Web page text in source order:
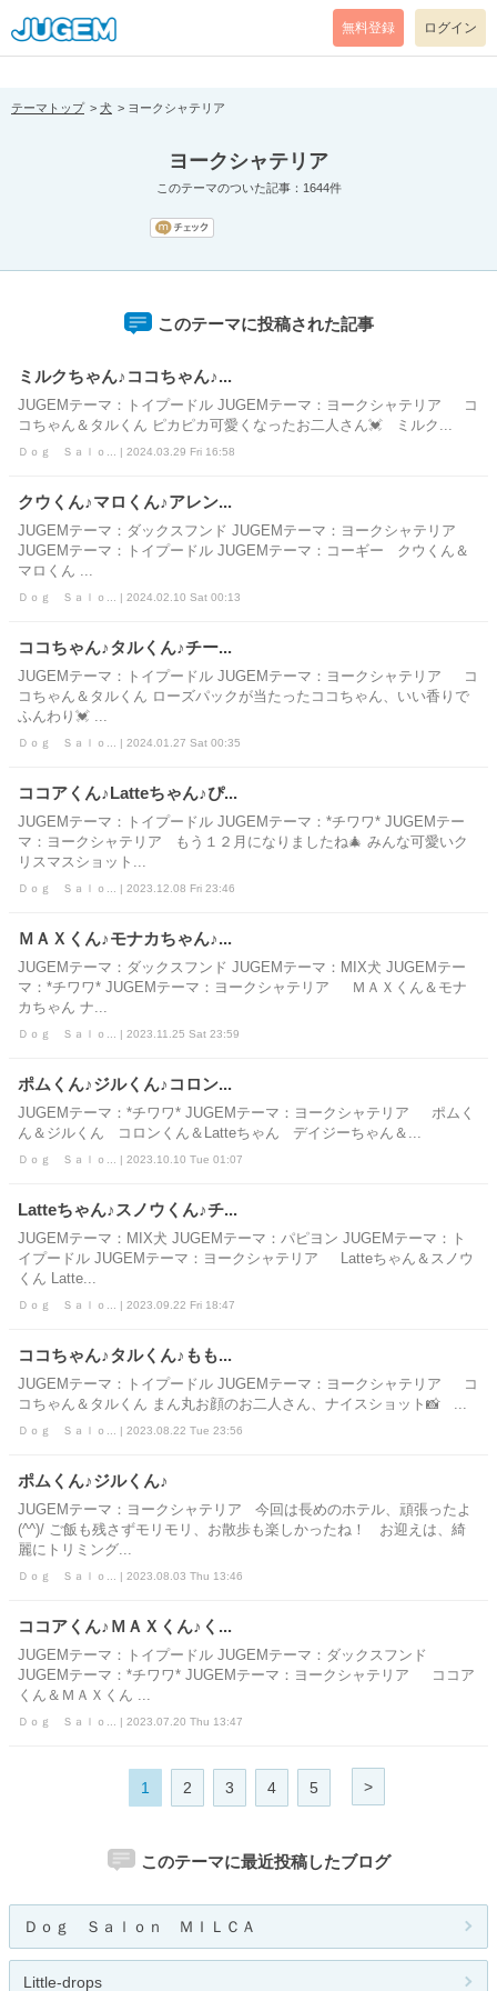
[pear_error: message="Success" code=0 mode=return level=notice
prefix="" info=""]
無料登録 ログイン
テーマトップ 犬 ヨークシャテリア
ヨークシャテリア
このテーマのついた記事：1644件
このテーマに投稿された記事
ミルクちゃん♪ココちゃん♪...
JUGEMテーマ：トイプードル JUGEMテーマ：ヨークシャテリア コ
コちゃん＆タルくん ピカピカ可愛くなったお二人さん💓 ミルク...
Ｄｏｇ Ｓａｌｏ... | 2024.03.29 Fri 16:58
クウくん♪マロくん♪アレン...
JUGEMテーマ：ダックスフンド JUGEMテーマ：ヨークシャテリア
JUGEMテーマ：トイプードル JUGEMテーマ：コーギー クウくん＆
マロくん ...
Ｄｏｇ Ｓａｌｏ... | 2024.02.10 Sat 00:13
ココちゃん♪タルくん♪チー...
JUGEMテーマ：トイプードル JUGEMテーマ：ヨークシャテリア コ
コちゃん＆タルくん ローズパックが当たったココちゃん、いい香りで
ふんわり💓 ...
Ｄｏｇ Ｓａｌｏ... | 2024.01.27 Sat 00:35
ココアくん♪Latteちゃん♪ぴ...
JUGEMテーマ：トイプードル JUGEMテーマ：*チワワ* JUGEMテー
マ：ヨークシャテリア もう１２月になりましたね🎄 みんな可愛いク
リスマスショット...
Ｄｏｇ Ｓａｌｏ... | 2023.12.08 Fri 23:46
ＭＡＸくん♪モナカちゃん♪...
JUGEMテーマ：ダックスフンド JUGEMテーマ：MIX犬 JUGEMテー
マ：*チワワ* JUGEMテーマ：ヨークシャテリア ＭＡＸくん＆モナ
カちゃん ナ...
Ｄｏｇ Ｓａｌｏ... | 2023.11.25 Sat 23:59
ポムくん♪ジルくん♪コロン...
JUGEMテーマ：*チワワ* JUGEMテーマ：ヨークシャテリア ポムく
ん＆ジルくん コロンくん＆Latteちゃん デイジーちゃん＆...
Ｄｏｇ Ｓａｌｏ... | 2023.10.10 Tue 01:07
Latteちゃん♪スノウくん♪チ...
JUGEMテーマ：MIX犬 JUGEMテーマ：パピヨン JUGEMテーマ：ト
イプードル JUGEMテーマ：ヨークシャテリア Latteちゃん＆スノウ
くん Latte...
Ｄｏｇ Ｓａｌｏ... | 2023.09.22 Fri 18:47
ココちゃん♪タルくん♪もも...
JUGEMテーマ：トイプードル JUGEMテーマ：ヨークシャテリア コ
コちゃん＆タルくん まん丸お顔のお二人さん、ナイスショット📸 ...
Ｄｏｇ Ｓａｌｏ... | 2023.08.22 Tue 23:56
ポムくん♪ジルくん♪
JUGEMテーマ：ヨークシャテリア 今回は長めのホテル、頑張ったよ
(^^)/ ご飯も残さずモリモリ、お散歩も楽しかったね！ お迎えは、綺
麗にトリミング...
Ｄｏｇ Ｓａｌｏ... | 2023.08.03 Thu 13:46
ココアくん♪ＭＡＸくん♪く...
JUGEMテーマ：トイプードル JUGEMテーマ：ダックスフンド
JUGEMテーマ：*チワワ* JUGEMテーマ：ヨークシャテリア ココア
くん＆ＭＡＸくん ...
Ｄｏｇ Ｓａｌｏ... | 2023.07.20 Thu 13:47
1 2 3 4 5 >
このテーマに最近投稿したブログ
Ｄｏｇ Ｓａｌｏｎ ＭＩＬＣＡ
Little-drops